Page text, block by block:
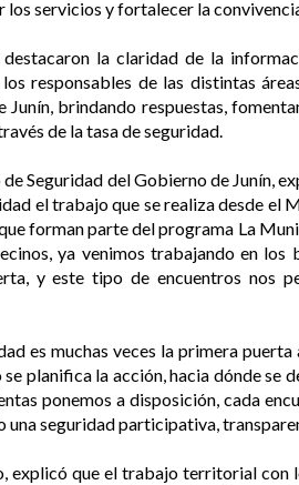
servicios y fortalecer la
la claridad de la
responsables de las distintas
brindando respuestas,
de la tasa de seguridad.
Seguridad del Gobierno de Junín,
el trabajo que se realiza desde el
forman parte del programa La
ya venimos trabajando en
y este tipo de encuentros nos
es muchas veces la primera
planifica la acción, hacia dónde se
ponemos a disposición, cada
seguridad participativa,
que el trabajo territorial con